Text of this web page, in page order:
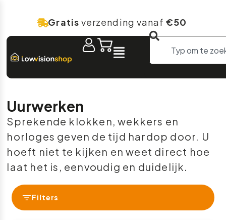
Gratis verzending vanaf €50
Uurwerken
Sprekende klokken, wekkers en
horloges geven de tijd hardop door. U
hoeft niet te kijken en weet direct hoe
laat het is, eenvoudig en duidelijk.
Filters